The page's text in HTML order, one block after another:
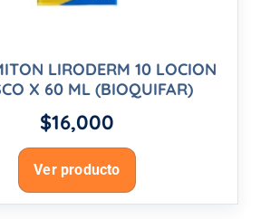
LIRODERM 10 LOCION
X 60 ML (BIOQUIFAR)
$16,000
Ver producto